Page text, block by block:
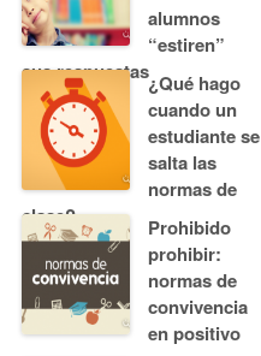
alumnos
“estiren”
sus respuestas¿Qué hago
cuando un
estudiante se
salta las
normas de
clase?
Prohibido
prohibir:
normas de
convivencia
en positivo